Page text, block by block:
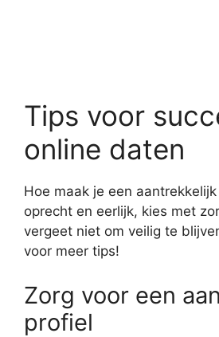
Tips voor
online daten
Hoe maak je een
oprecht en eerlijk, kies met
vergeet niet om veilig te
voor meer tips!
Zorg voor een
profiel